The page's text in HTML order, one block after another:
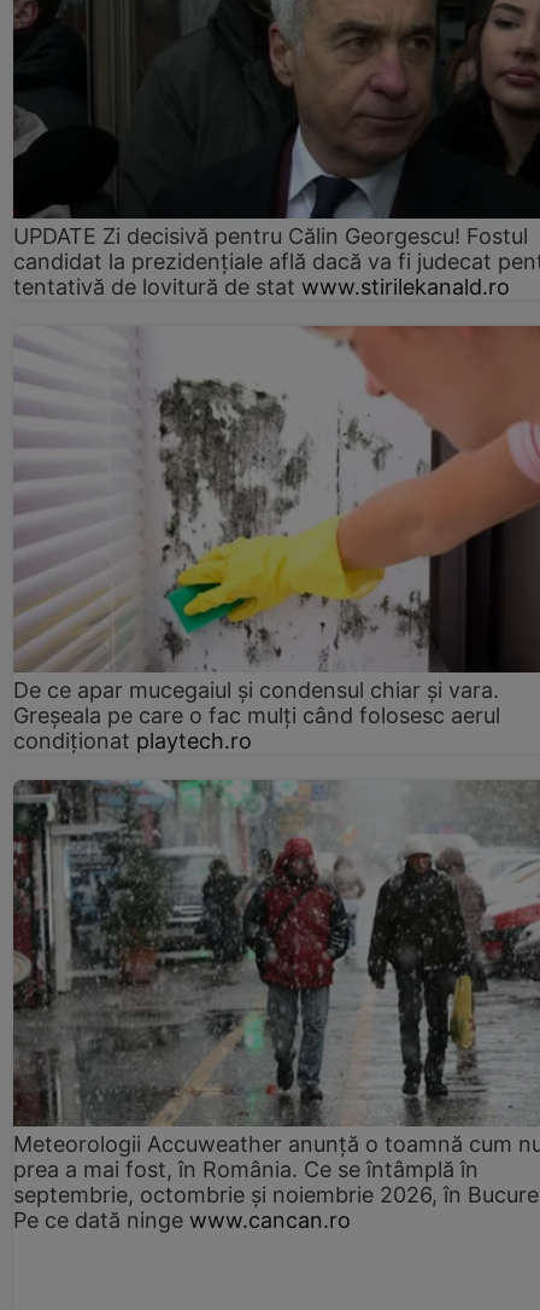
UPDATE Zi decisivă pentru Călin Georgescu! Fostul
candidat la prezidențiale află dacă va fi judecat
tentativă de lovitură de stat www.stirilekanald.ro
De ce apar mucegaiul și condensul chiar și vara.
Greșeala pe care o fac mulți când folosesc aerul
condiționat playtech.ro
Meteorologii Accuweather anunță o toamnă cum
prea a mai fost, în România. Ce se întâmplă în
septembrie, octombrie și noiembrie 2026, în
Pe ce dată ninge www.cancan.ro